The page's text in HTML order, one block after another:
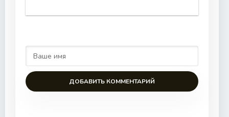
ДОБАВИТЬ КОММЕНТАРИЙ